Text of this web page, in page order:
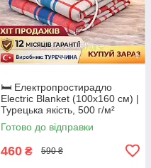
🛏️ Електропростирадло
Electric Blanket (100х160 см) |
Турецька якість, 500 г/м²
Готово до відправки
460 ₴ 590 ₴